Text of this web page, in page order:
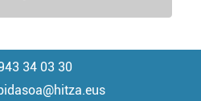
34 03 30